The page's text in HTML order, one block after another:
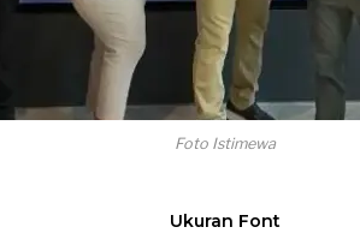
Foto Istimewa
Ukuran Font